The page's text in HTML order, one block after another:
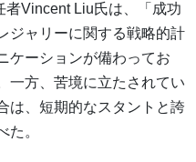
者Vincent Liu氏は、「成功
ジャリーに関する戦略的計
ケーションが備わってお
一方、苦境に立たされてい
は、短期的なスタントと誇
た。